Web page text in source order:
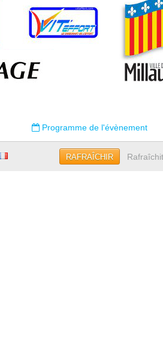
Programme de l'évènement
RAFRAÎCHIR